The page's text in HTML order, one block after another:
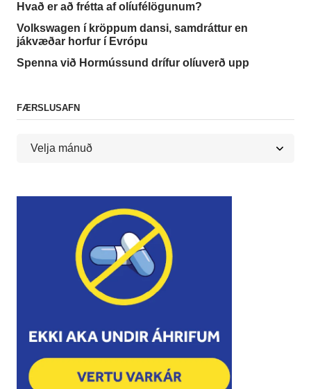
Hvað er að frétta af olíufélögunum?
Volkswagen í kröppum dansi, samdráttur en
jákvæðar horfur í Evrópu
Spenna við Hormússund drífur olíuverð upp
FÆRSLUSAFN